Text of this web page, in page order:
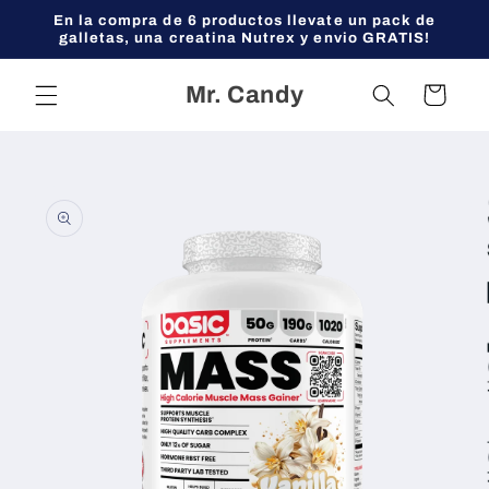
directamente
al contenido
En la compra de 6 productos llevate un pack de
galletas, una creatina Nutrex y envio GRATIS!
Mr. Candy Carrito
información